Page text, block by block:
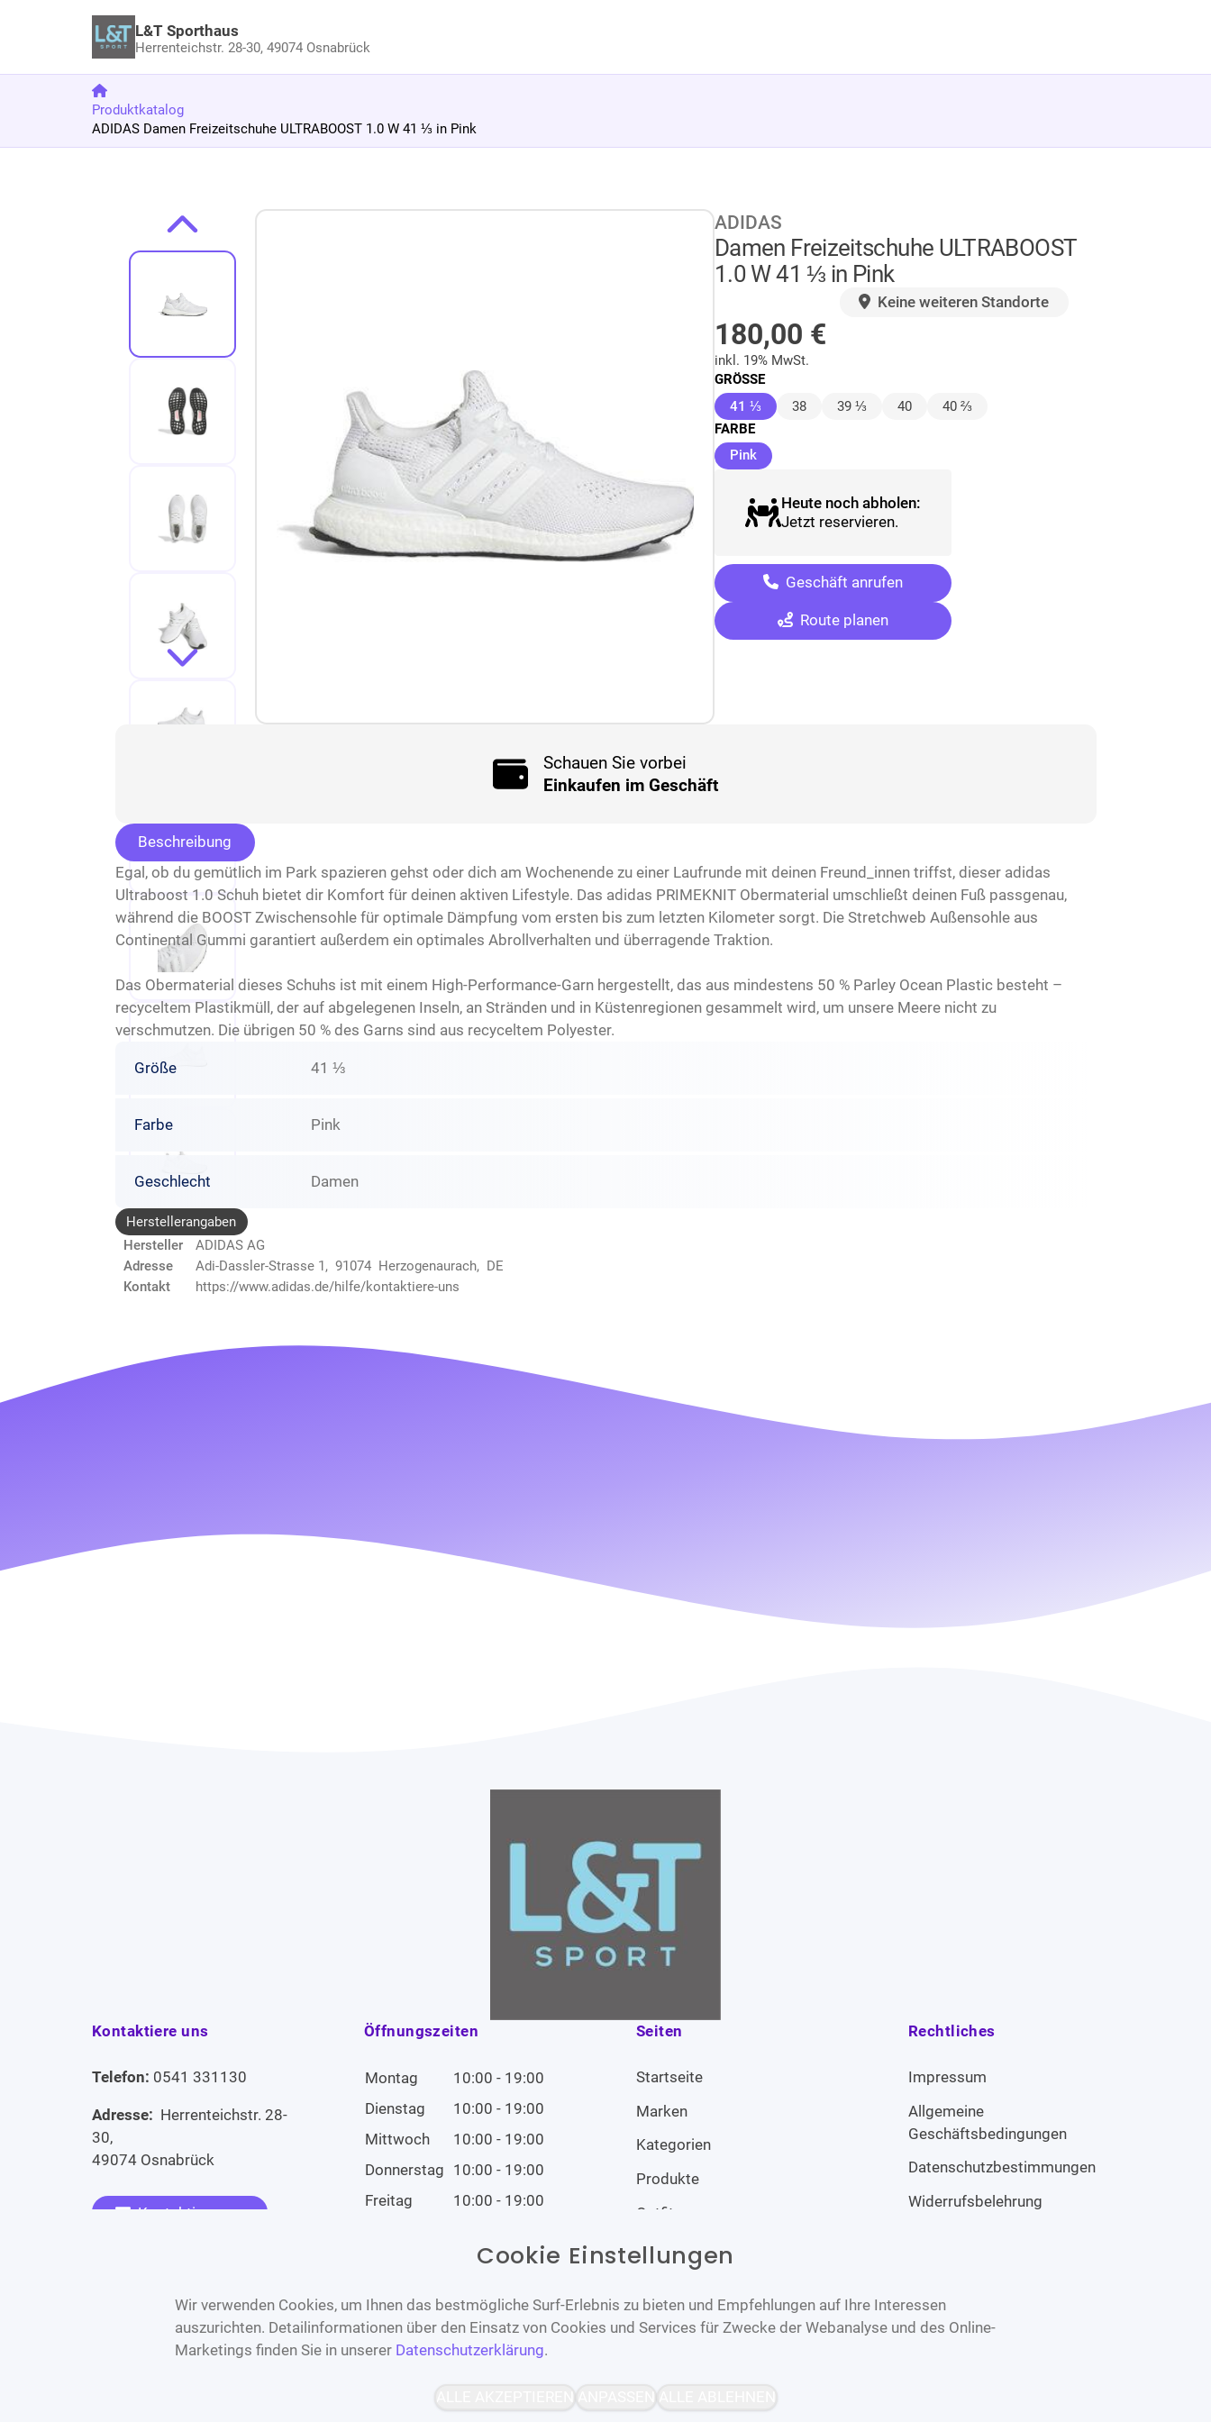
L&T Sporthaus
Herrenteichstr. 28-30,49074 Osnabrück
Produktkatalog
ADIDAS Damen Freizeitschuhe ULTRABOOST 1.0 W 41 ⅓ in Pink
Zur Produktbeschreibung springen ADIDAS
Damen Freizeitschuhe ULTRABOOST
1.0 W 41 ⅓ in Pink
Keine weiteren Standorte
180,00 €
inkl. 19% MwSt.
GRÖSSE
41 ⅓ (ausgewählt)
38 39 ⅓ 40
40 ⅔
FARBE
Pink(ausgewählt)
Heute noch abholen:
Jetzt reservieren.
Geschäft anrufen
Route planen
Schauen Sie vorbei
Einkaufen im Geschäft
Beschreibung
Egal, ob du gemütlich im Park spazieren gehst oder dich am Wochenende zu einer Laufrunde mit deinen Freund_innen triffst, dieser adidas
Ultraboost 1.0 Schuh bietet dir Komfort für deinen aktiven Lifestyle. Das adidas PRIMEKNIT Obermaterial umschließt deinen Fuß passgenau,
während die BOOST Zwischensohle für optimale Dämpfung vom ersten bis zum letzten Kilometer sorgt. Die Stretchweb Außensohle aus
Continental Gummi garantiert außerdem ein optimales Abrollverhalten und überragende Traktion.
Das Obermaterial dieses Schuhs ist mit einem High-Performance-Garn hergestellt, das aus mindestens 50 % Parley Ocean Plastic besteht –
recyceltem Plastikmüll, der auf abgelegenen Inseln, an Stränden und in Küstenregionen gesammelt wird, um unsere Meere nicht zu
verschmutzen. Die übrigen 50 % des Garns sind aus recyceltem Polyester.
Größe 41 ⅓
Farbe Pink
Geschlecht Damen
Herstellerangaben
Hersteller
ADIDAS AG
Adresse
Adi-Dassler-Strasse 1, 91074 Herzogenaurach, DE
Kontakt
https://www.adidas.de/hilfe/kontaktiere-uns
Kontaktiere uns
Telefon: 0541 331130
Adresse: Herrenteichstr. 28-
30,
49074 Osnabrück
Kontaktiere uns
Öffnungszeiten
Montag
10:00 - 19:00
Dienstag
10:00 - 19:00
Mittwoch
10:00 - 19:00
Donnerstag 10:00 - 19:00
Freitag
10:00 - 19:00
Geschlossen
Seiten
Startseite
Marken
Kategorien
Produkte
Outfits
Rechtliches
Impressum
Allgemeine
Geschäftsbedingungen
Datenschutzbestimmungen
Widerrufsbelehrung
Bereitgestellt von
Cookie Einstellungen
Wir verwenden Cookies, um Ihnen das bestmögliche Surf-Erlebnis zu bieten und Empfehlungen auf Ihre Interessen
auszurichten. Detailinformationen über den Einsatz von Cookies und Services für Zwecke der Webanalyse und des Online-
Marketings finden Sie in unserer Datenschutzerklärung.
ALLE AKZEPTIEREN ANPASSEN ALLE ABLEHNEN